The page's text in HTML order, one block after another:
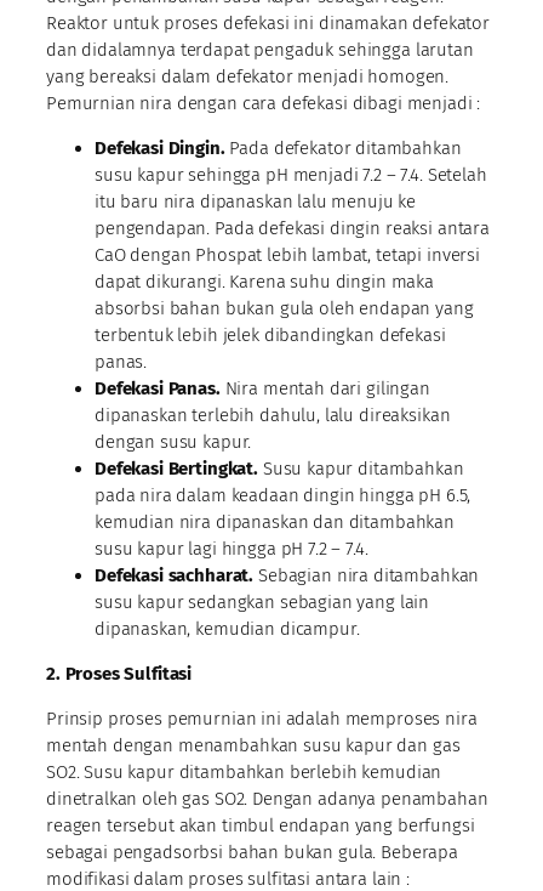
Reaktor untuk proses defekasi ini dinamakan defekator
dan didalamnya terdapat pengaduk sehingga larutan
yang bereaksi dalam defekator menjadi homogen.
Pemurnian nira dengan cara defekasi dibagi menjadi :
Defekasi Dingin.Pada defekator ditambahkan
susu kapur sehingga pH menjadi 7.2 – 7.4. Setelah
itu baru nira dipanaskan lalu menuju ke
pengendapan. Pada defekasi dingin reaksi antara
CaO dengan Phospat lebih lambat, tetapi inversi
dapat dikurangi. Karena suhu dingin maka
absorbsi bahan bukan gula oleh endapan yang
terbentuk lebih jelek dibandingkan defekasi
panas.
Defekasi Panas.Nira mentah dari gilingan
dipanaskan terlebih dahulu, lalu direaksikan
dengan susu kapur.
Defekasi Bertingkat. Susu kapur ditambahkan
pada nira dalam keadaan dingin hingga pH 6.5,
kemudian nira dipanaskan dan ditambahkan
susu kapur lagi hingga pH 7.2 – 7.4.
Defekasi sachharat. Sebagian nira ditambahkan
susu kapur sedangkan sebagian yang lain
dipanaskan, kemudian dicampur.
2. Proses Sulfitasi
Prinsip proses pemurnian ini adalah memproses nira
mentah dengan menambahkan susu kapur dan gas
SO2. Susu kapur ditambahkan berlebih kemudian
dinetralkan oleh gas SO2. Dengan adanya penambahan
reagen tersebut akan timbul endapan yang berfungsi
sebagai pengadsorbsi bahan bukan gula. Beberapa
modifikasi dalam proses sulfitasi antara lain :